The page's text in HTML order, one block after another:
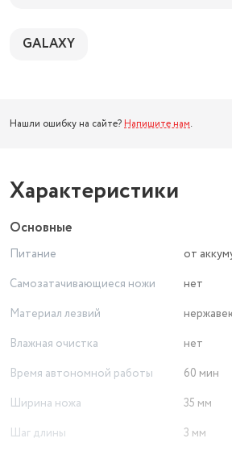
GALAXY
Нашли ошибку на сайте? Напишите нам.
Характеристики
Основные
Питание
от
Самозатачивающиеся ножи
нет
Материал лезвий
Влажная очистка
нет
Время автономной работы
60 мин
Ширина ножа
35 мм
Шаг длины
3 мм